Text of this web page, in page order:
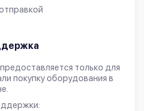
только для
покупку оборудования в